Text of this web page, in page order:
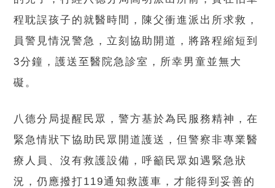
程耽誤孩子的就醫時間，陳父衝進派出所求救，
員警見情況警急，立刻協助開道，將路程縮短到
3分鐘，護送至醫院急診室，所幸男童並無大
礙。
八德分局提醒民眾，警方基於為民服務精神，在
緊急情狀下協助民眾開道護送，但警察非專業醫
療人員、沒有救護設備，呼籲民眾如遇緊急狀
況，仍應撥打119通知救護車，才能得到妥善的